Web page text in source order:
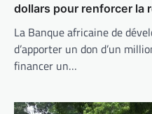
dollars pour renforcer la
La Banque africaine de
d’apporter un don d’un
financer un…